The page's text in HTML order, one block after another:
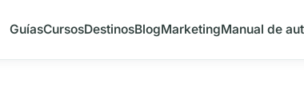
GuíasCursosDestinosBlogMarketingManual de